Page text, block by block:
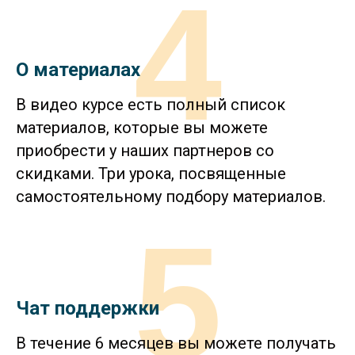
О материалах
В видео курсе есть полный список
материалов, которые вы можете
приобрести у наших партнеров со
скидками. Три урока, посвященные
самостоятельному подбору материалов.
4
Чат поддержки
В течение 6 месяцев вы можете получать
5